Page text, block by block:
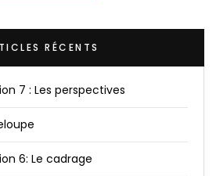
RÉCENTS
7 : Les perspectives
6: Le cadrage